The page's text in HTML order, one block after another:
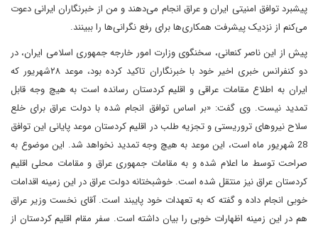
پیشبرد توافق امنیتی ایران و عراق انجام می‌دهند و من از خبرنگاران ایرانی دعوت
می‌کنم از نزدیک پیشرفت همکاری‌ها برای رفع نگرانی‌ها را ببینند.
پیش از این ناصر کنعانی، سخنگوی وزارت امور خارجه جمهوری اسلامی ایران، در
دو کنفرانس خبری اخیر خود با خبرنگاران تاکید کرده بود، موعد ۲۸شهریور که
ایران به اطلاع مقامات عراقی و اقلیم کردستان رسانده است به هیچ وجه قابل
تمدید نیست. وی گفت: «بر اساس توافق انجام شده با دولت عراق برای خلع
سلاح نیروهای تروریستی و تجزیه طلب در اقلیم کردستان موعد پایانی این توافق
28 شهریور ماه است، این موعد به هیچ وجه تمدید نخواهد شد. این موضوع به
صراحت توسط ما اعلام شده و به مقامات جمهوری عراق و مقامات محلی اقلیم
کردستان عراق نیز منتقل شده است. خوشبختانه دولت عراق در این زمینه اقدامات
خوبی انجام داده و گفته که به تعهدات خود پایبند است. آقای نخست وزیر عراق
هم در این زمینه اظهارات خوبی را بیان داشته است. سفر مقام اقلیم کردستان از